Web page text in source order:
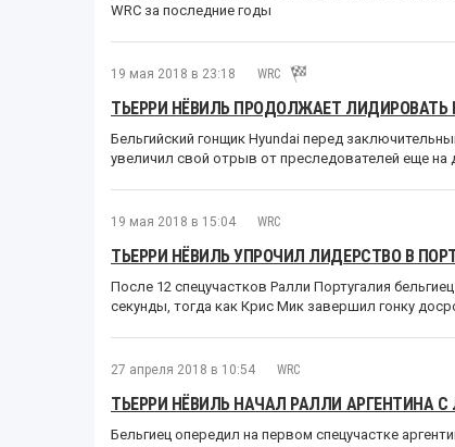
WRC за последние годы
19 мая 2018 в 23:18 WRC
ТЬЕРРИ НЁВИЛЬ ПРОДОЛЖАЕТ ЛИДИРОВАТЬ
Бельгийский гонщик Hyundai перед
увеличил свой отрыв от преследователей еще на
19 мая 2018 в 15:04 WRC
ТЬЕРРИ НЁВИЛЬ УПРОЧИЛ ЛИДЕРСТВО В
После 12 спецучастков Ралли Португалия
секунды, тогда как Крис Мик завершил гонку
27 апреля 2018 в 10:54 WRC
ТЬЕРРИ НЁВИЛЬ НАЧАЛ РАЛЛИ АРГЕНТИНА
Бельгиец опередил на первом спецучастке